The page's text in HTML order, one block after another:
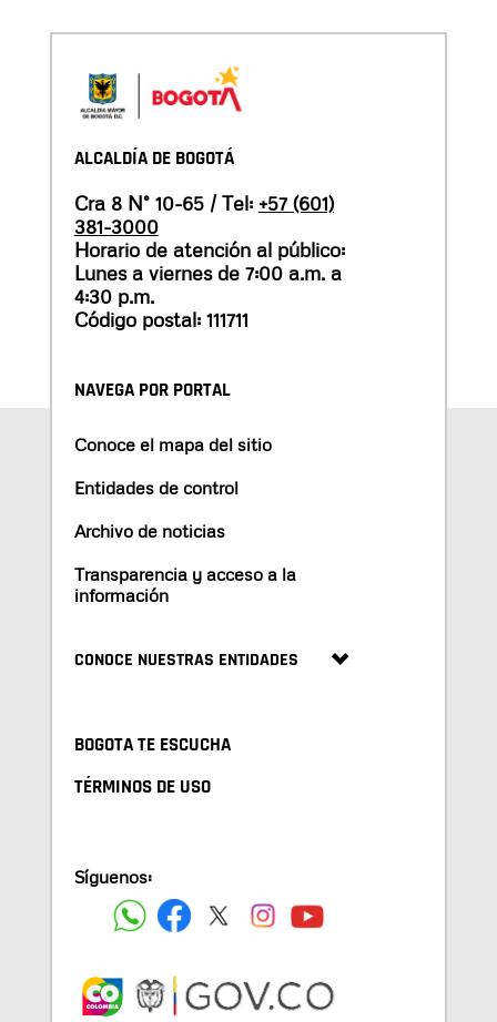
ALCALDÍA DE BOGOTÁ
Cra 8 N° 10-65 / Tel: +57 (601)
381-3000
Horario de atención al público:
Lunes a viernes de 7:00 a.m. a
4:30 p.m.
Código postal: 111711
NAVEGA POR PORTAL
Conoce el mapa del sitio
Entidades de control
Archivo de noticias
Transparencia y acceso a la
información
CONOCE NUESTRAS ENTIDADES
BOGOTA TE ESCUCHA
TÉRMINOS DE USO
Síguenos: